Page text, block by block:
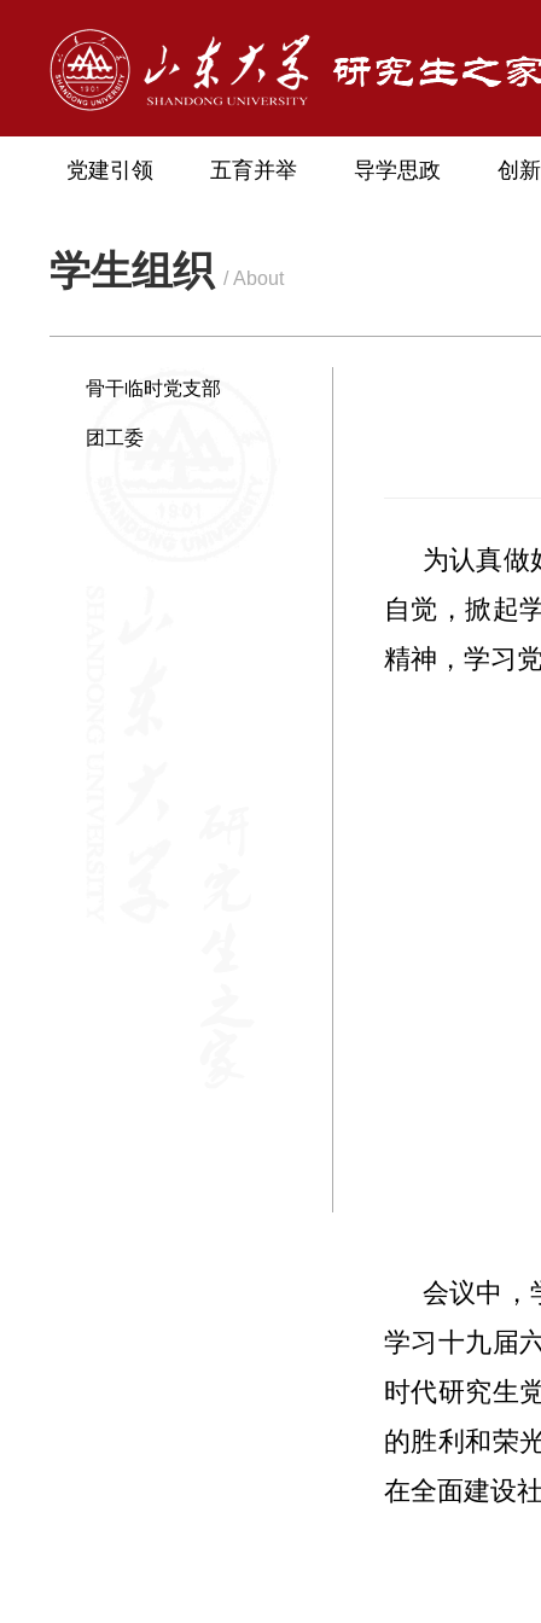
党建引领 五育并举 导学思政 创
学生组织 / About
骨干临时党支部
团工委
为认真做
自觉，掀起
精神，学习
会议中，
学习十九届
时代研究生
的胜利和荣
在全面建设